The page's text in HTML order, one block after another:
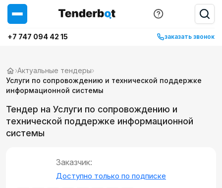
+7 747 094 42 15 заказать звонок
›Актуальные тендеры›
Услуги по сопровождению и технической поддержке
информационной системы
Тендер на Услуги по сопровождению и
технической поддержке информационной
системы
Заказчик:
Доступно только по подписке